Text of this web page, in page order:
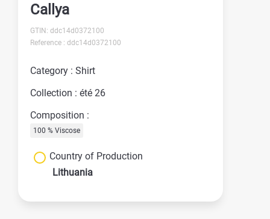
Callya
GTIN: ddc14d0372100
Reference : ddc14d0372100
Category : Shirt
Collection : été 26
Composition :
100 % Viscose
Country of Production
Lithuania